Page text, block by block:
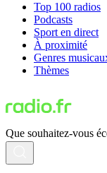
Top 100 radios
Podcasts
Sport en direct
À proximité
Genres
Thèmes
Que souhaitez-vous